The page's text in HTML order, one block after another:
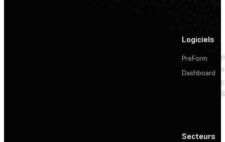
Logiciels
PreForm
Dashboard
Secteurs